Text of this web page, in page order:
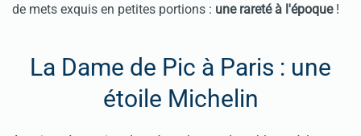
de mets exquis en petites portions : une rareté à l'époque!
La Dame de Pic à Paris : une
étoile Michelin